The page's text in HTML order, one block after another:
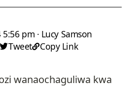
pm · Lucy Samson
Tweet Copy Link
wanaochaguliwa kwa